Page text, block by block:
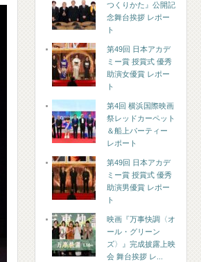
つくりかた』公開記
念舞台挨拶 レポー
ト
第49回 日本アカデ
ミー賞 授賞式 優秀
助演女優賞 レポー
ト
第4回 横浜国際映画
祭レッドカーペット
＆船上パーティー
レポート
第49回 日本アカデ
ミー賞 授賞式 優秀
助演男優賞 レポー
ト
映画『万事快調〈オ
ール・グリーン
ズ〉』完成披露上映
会 舞台挨拶 レ...